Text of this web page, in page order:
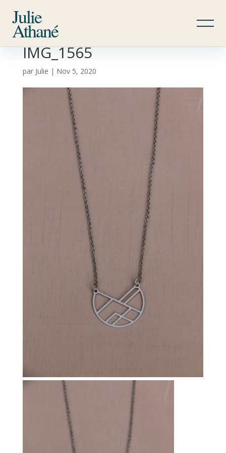
Julie
Athané
IMG_1565
par Julie | Nov 5, 2020